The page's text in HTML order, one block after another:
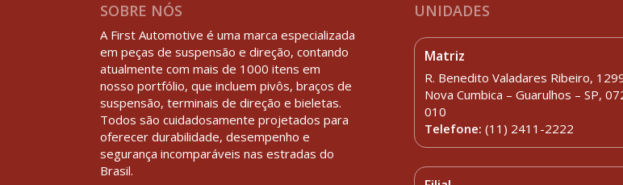
SOBRE NÓS
A First Automotive é uma marca especializada
em peças de suspensão e direção, contando
atualmente com mais de 1000 itens em
nosso portfólio, que incluem pivôs, braços de
suspensão, terminais de direção e bieletas.
Todos são cuidadosamente projetados para
oferecer durabilidade, desempenho e
segurança incomparáveis nas estradas do
Brasil.
UNIDADES
Matriz
R. Benedito Valadares Ribeiro,
Nova Cumbica – Guarulhos – SP,
010
Telefone:(11) 2411-2222